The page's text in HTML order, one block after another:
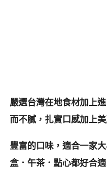
嚴選台灣在地食材加上
而不膩，扎實口感加上
豐富的口味，適合一家
盒．午茶．點心都好合適